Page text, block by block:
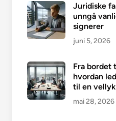
Juridiske
unngå
signerer
juni 5, 2026
Fra bordet
hvordan
til en
mai 28, 2026